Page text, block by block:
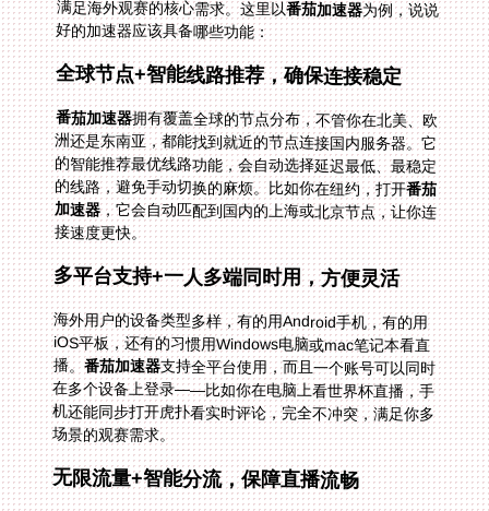
满足海外观赛的核心需求。这里以番茄加速器为例，说说
好的加速器应该具备哪些功能：
全球节点+智能线路推荐，确保连接稳定
番茄加速器拥有覆盖全球的节点分布，不管你在北美、欧
洲还是东南亚，都能找到就近的节点连接国内服务器。它
的智能推荐最优线路功能，会自动选择延迟最低、最稳定
的线路，避免手动切换的麻烦。比如你在纽约，打开番茄
加速器，它会自动匹配到国内的上海或北京节点，让你连
接速度更快。
多平台支持+一人多端同时用，方便灵活
海外用户的设备类型多样，有的用Android手机，有的用
iOS平板，还有的习惯用Windows电脑或mac笔记本看直
播。番茄加速器支持全平台使用，而且一个账号可以同时
在多个设备上登录——比如你在电脑上看世界杯直播，手
机还能同步打开虎扑看实时评论，完全不冲突，满足你多
场景的观赛需求。
无限流量+智能分流，保障直播流畅